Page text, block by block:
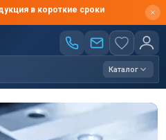
в короткие сроки
Каталог